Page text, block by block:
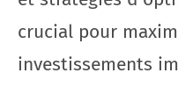
crucial pour
investissements